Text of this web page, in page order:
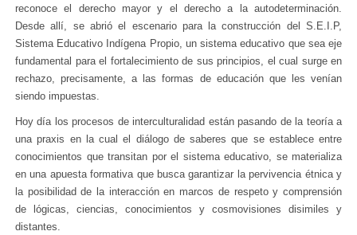
reconoce el derecho mayor y el derecho a la autodeterminación.
Desde allí, se abrió el escenario para la construcción del S.E.I.P,
Sistema Educativo Indígena Propio, un sistema educativo que sea eje
fundamental para el fortalecimiento de sus principios, el cual surge en
rechazo, precisamente, a las formas de educación que les venían
siendo impuestas.
Hoy día los procesos de interculturalidad están pasando de la teoría a
una praxis en la cual el diálogo de saberes que se establece entre
conocimientos que transitan por el sistema educativo, se materializa
en una apuesta formativa que busca garantizar la pervivencia étnica y
la posibilidad de la interacción en marcos de respeto y comprensión
de lógicas, ciencias, conocimientos y cosmovisiones disimiles y
distantes.